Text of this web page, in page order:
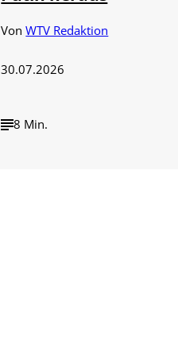
VonWTV Redaktion
30.07.2026
8 Min.